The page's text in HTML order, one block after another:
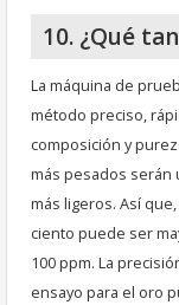
10. ¿Qué
La máquina de
método preciso,
composición y
más pesados serán
más ligeros. Así
ciento puede ser
100 ppm. La
ensayo para el oro